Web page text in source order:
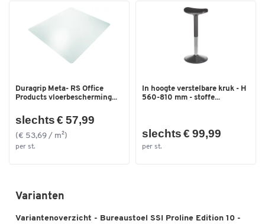
Duragrip Meta- RS Office
Products vloerbescherming...
slechts € 57,99
(€ 53,69 / m²)
per st.
In hoogte verstelbare kruk - H
560-810 mm - stoffe...
slechts € 99,99
per st.
Varianten
Variantenoverzicht - Bureaustoel SSI Proline Edition 10 -